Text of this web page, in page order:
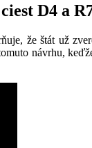
D4 a
že štát už
návrhu,